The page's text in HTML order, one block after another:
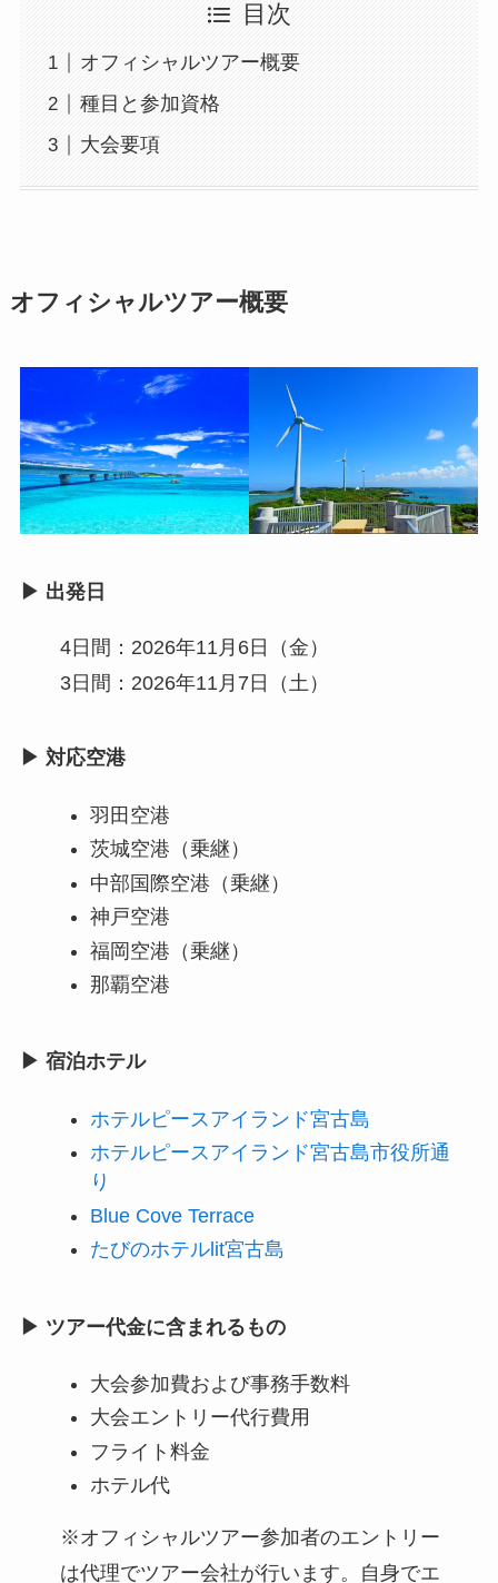
目次
オフィシャルツアー概要
種目と参加資格
大会要項
オフィシャルツアー概要
▶ 出発日
4日間：2026年11月6日（金）
3日間：2026年11月7日（土）
▶ 対応空港
羽田空港
茨城空港（乗継）
中部国際空港（乗継）
神戸空港
福岡空港（乗継）
那覇空港
▶ 宿泊ホテル
ホテルピースアイランド宮古島
ホテルピースアイランド宮古島市役所通
り
Blue Cove Terrace
たびのホテルlit宮古島
▶ ツアー代金に含まれるもの
大会参加費および事務手数料
大会エントリー代行費用
フライト料金
ホテル代
※オフィシャルツアー参加者のエントリー
は代理でツアー会社が行います。自身でエ